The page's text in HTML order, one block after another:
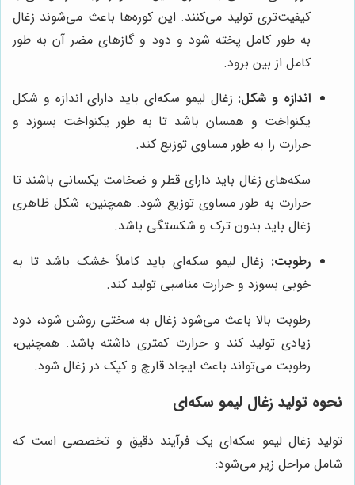
کیفیت‌تری تولید می‌کنند. این کوره‌ها باعث می‌شوند زغال
به طور کامل پخته شود و دود و گازهای مضر آن به طور
کامل از بین برود.
اندازه و شکل: زغال لیمو سکه‌ای باید دارای اندازه و شکل
یکنواخت و همسان باشد تا به طور یکنواخت بسوزد و
حرارت را به طور مساوی توزیع کند.
سکه‌های زغال باید دارای قطر و ضخامت یکسانی باشند تا
حرارت به طور مساوی توزیع شود. همچنین، شکل ظاهری
زغال باید بدون ترک و شکستگی باشد.
رطوبت: زغال لیمو سکه‌ای باید کاملاً خشک باشد تا به
خوبی بسوزد و حرارت مناسبی تولید کند.
رطوبت بالا باعث می‌شود زغال به سختی روشن شود، دود
زیادی تولید کند و حرارت کمتری داشته باشد. همچنین،
رطوبت می‌تواند باعث ایجاد قارچ و کپک در زغال شود.
نحوه تولید زغال لیمو سکه‌ای
تولید زغال لیمو سکه‌ای یک فرآیند دقیق و تخصصی است که
شامل مراحل زیر می‌شود: